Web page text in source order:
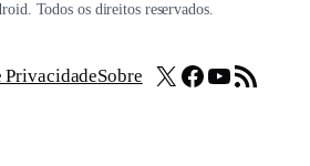
Todos os direitos reservados.
PrivacidadeSobre X Facebook
Youtube
Feed RSS